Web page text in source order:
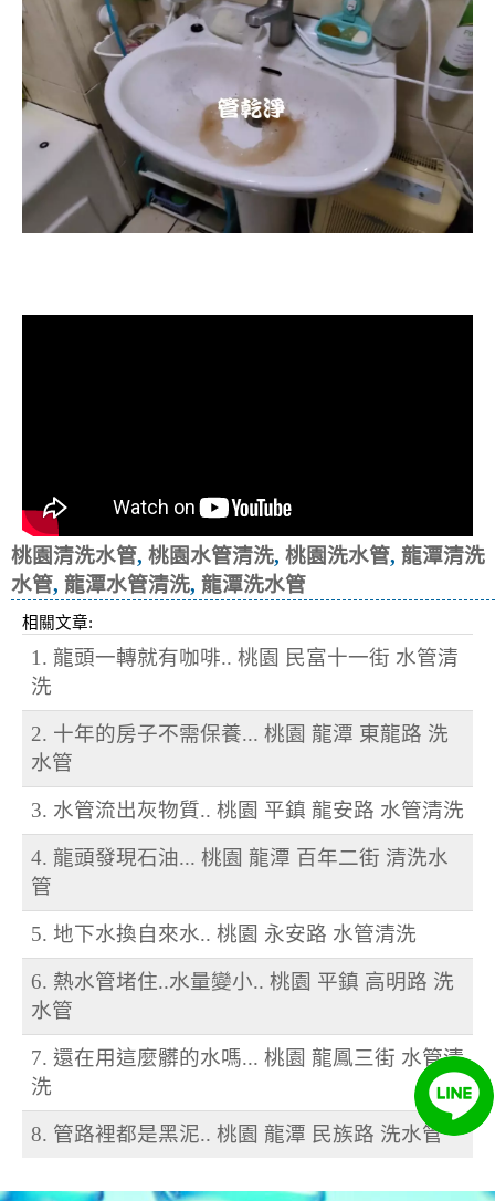
桃園清洗水管, 桃園水管清洗, 桃園洗水管, 龍潭清洗
水管, 龍潭水管清洗, 龍潭洗水管
相關文章:
1. 龍頭一轉就有咖啡.. 桃園 民富十一街 水管清
洗
2. 十年的房子不需保養... 桃園 龍潭 東龍路 洗
水管
3. 水管流出灰物質.. 桃園 平鎮 龍安路 水管清洗
4. 龍頭發現石油... 桃園 龍潭 百年二街 清洗水
管
5. 地下水換自來水.. 桃園 永安路 水管清洗
6. 熱水管堵住..水量變小.. 桃園 平鎮 高明路 洗
水管
7. 還在用這麼髒的水嗎... 桃園 龍鳳三街 水管清
洗
8. 管路裡都是黑泥.. 桃園 龍潭 民族路 洗水管